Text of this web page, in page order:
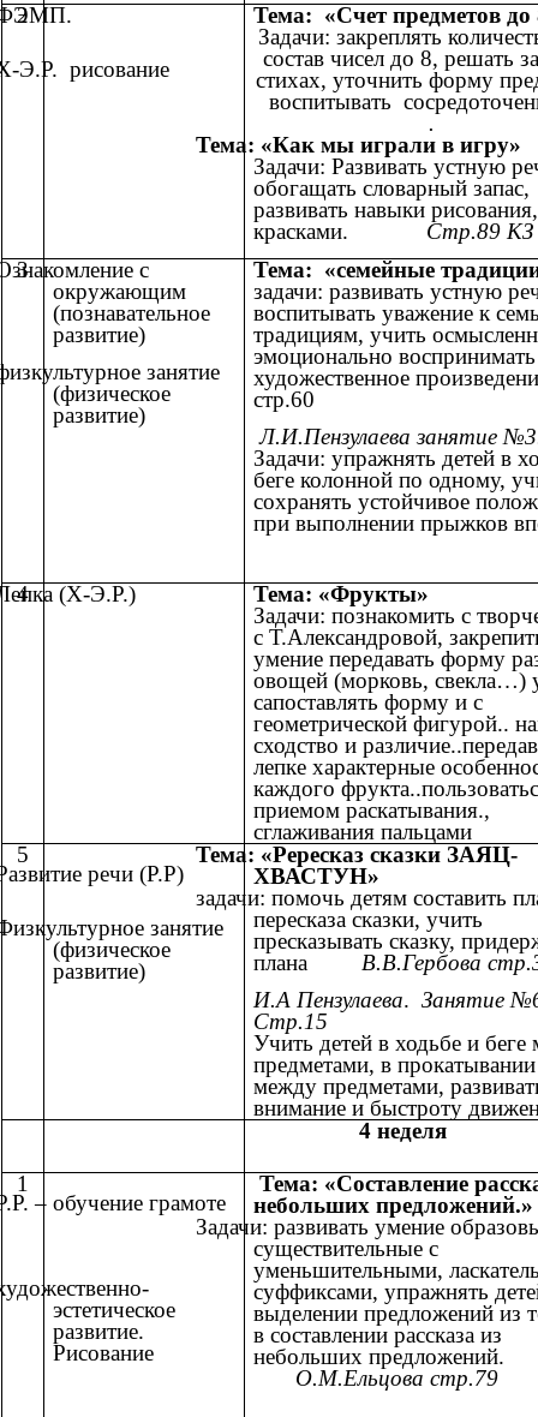
2
Э.Р. рисование
Тема: «Счет предметов до
Задачи: закреплять
состав чисел до 8, решать
стихах, уточнить форму
воспитывать
.
Тема: «Как мы играли в игру»
Задачи: Развивать устную
обогащать словарный запас,
развивать навыки рисования,
красками. Стр.89 КЗ
3
с
окружающим
(познавательное
развитие)
занятие
(физическое
развитие)
Тема: «семейные
задачи: развивать устную
воспитывать уважение к
традициям, учить
эмоционально воспринимать
художественное
стр.60
Л.И.Пензулаева занятие
Задачи: упражнять детей в
беге колонной по одному,
сохранять устойчивое
при выполнении прыжков
4 (Х-Э.Р.)
Тема: «Фрукты»
Задачи: познакомить с
с Т.Александровой,
умение передавать форму
овощей (морковь, свекла…)
сапоставлять форму и с
геометрической фигурой..
сходство и
лепке характерные
каждого
приемом раскатывания.,
сглаживания пальцами
5
речи (Р.Р)
занятие
(физическое
развитие)
Тема: «Рересказ сказки ЗАЯЦ-
ХВАСТУН»
задачи: помочь детям составить
пересказа сказки, учить
пресказывать сказку,
плана В.В.Гербова
И.А Пензулаева. Занятие
Стр.15
Учить детей в ходьбе и
предметами, в
между предметами,
внимание и быстроту
4 неделя
1
– обучение грамоте
эстетическое
развитие.
Рисование
Тема: «Составление
небольших предложений.»
Задачи: развивать умение
существительные с
уменьшительными,
суффиксами, упражнять
выделении предложений из
в составлении рассказа из
небольших
О.М.Ельцова стр.79